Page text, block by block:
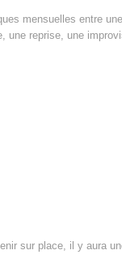
mensuelles entre
une reprise, une
sur place, il y aura